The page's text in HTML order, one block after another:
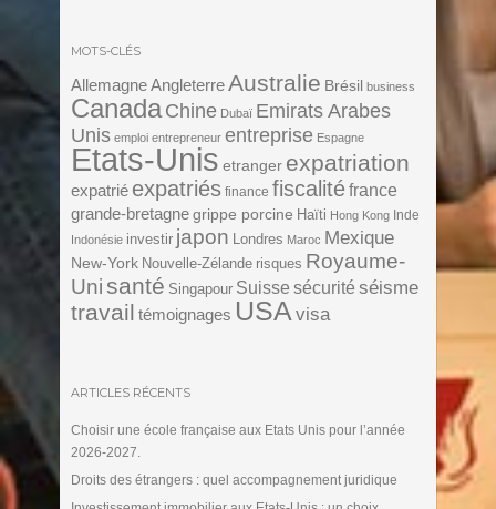
MOTS-CLÉS
Allemagne AngleterreAustralie Brésil business
Canada Chine Dubaï Emirats Arabes
Unis emploi entrepreneur entreprise Espagne
Etats-Unis etranger expatriation
expatrié expatriés finance fiscalitéfrance
grande-bretagne grippe porcine Haïti Hong Kong Inde
Indonésie investir japon Londres Maroc Mexique
New-York Nouvelle-Zélande risques Royaume-
Unisanté Singapour Suisse sécurité séisme
travail témoignages USA visa
ARTICLES RÉCENTS
Choisir une école française aux Etats Unis pour l’année
2026-2027.
Droits des étrangers : quel accompagnement juridique